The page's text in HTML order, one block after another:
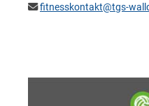
fitnesskontakt@tgs-